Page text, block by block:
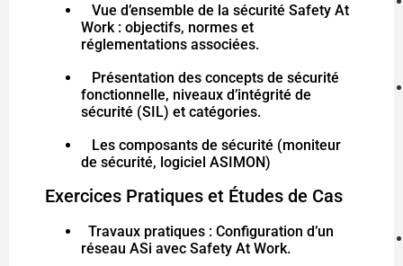
Vue d’ensemble de la sécurité Safety At
Work : objectifs, normes et
réglementations associées.
Présentation des concepts de sécurité
fonctionnelle, niveaux d’intégrité de
sécurité (SIL) et catégories.
Les composants de sécurité (moniteur
de sécurité, logiciel ASIMON)
Exercices Pratiques et Études de Cas
Travaux pratiques : Configuration d’un
réseau ASi avec Safety At Work.